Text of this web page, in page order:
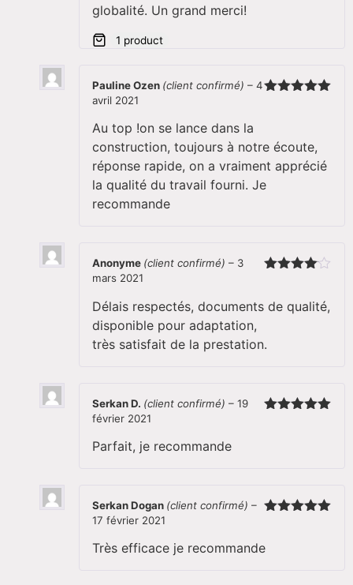
Serkan Dogan (client confirmé) –
17 février 2021
Très efficace je recommande
Serkan D. (client confirmé) – 19
février 2021
Parfait, je recommande
Anonyme (client confirmé) – 3
mars 2021
Délais respectés, documents de qualité,
disponible pour adaptation,
très satisfait de la prestation.
Pauline Ozen (client confirmé) – 4
avril 2021
Au top !on se lance dans la
construction, toujours à notre écoute,
réponse rapide, on a vraiment apprécié
la qualité du travail fourni. Je
recommande
globalité. Un grand merci!
1 product